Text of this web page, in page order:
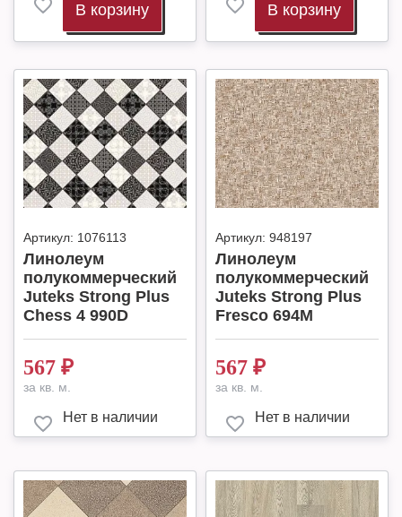
В корзину В корзину
Артикул: 1076113
Линолеум
полукоммерческий
Juteks Strong Plus
Chess 4 990D
567 ₽
за кв. м.
Нет в наличии
Артикул: 948197
Линолеум
полукоммерческий
Juteks Strong Plus
Fresco 694M
567 ₽
за кв. м.
Нет в наличии